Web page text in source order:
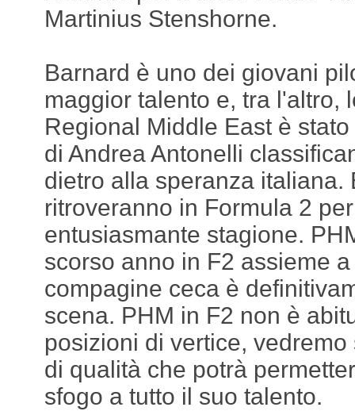
Martinius Stenshorne.
Barnard è uno dei giovani
maggior talento e, tra l'altro,
Regional Middle East è
di Andrea Antonelli
dietro alla speranza italiana.
ritroveranno in Formula 2
entusiasmante stagione.
scorso anno in F2 assieme
compagine ceca è
scena. PHM in F2 non è
posizioni di vertice,
di qualità che potrà
sfogo a tutto il suo talento.